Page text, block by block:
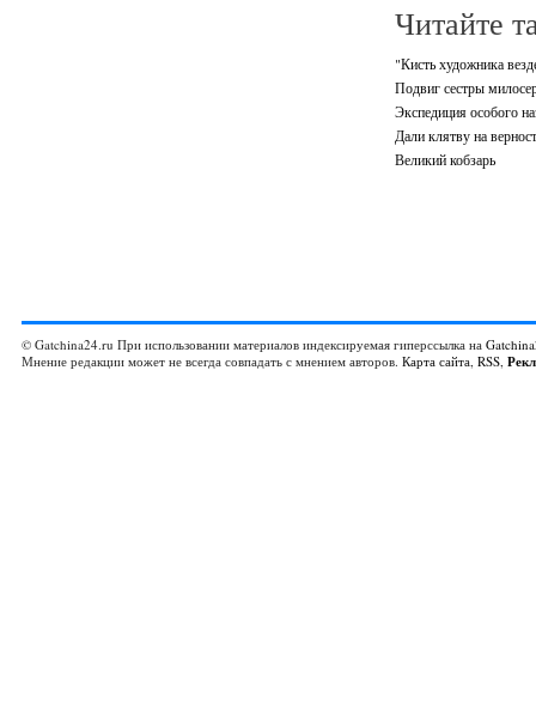
Читайте
"Кисть художника
Подвиг сестры
Экспедиция особого
Дали клятву на
Великий кобзарь
© Gatchina24.ru При использовании материалов индексируемая гиперссылка на
Мнение редакции может не всегда совпадать с мнением авторов. Карта сайта, RSS,